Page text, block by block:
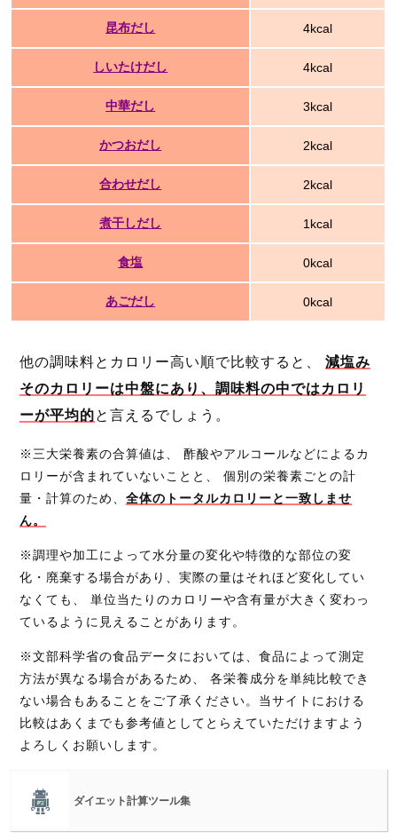
昆布だし 4kcal
しいたけだし 4kcal
中華だし 3kcal
かつおだし 2kcal
合わせだし 2kcal
煮干しだし 1kcal
食塩 0kcal
あごだし 0kcal
他の調味料とカロリー高い順で比較すると、 減塩み
そのカロリーは中盤にあり、調味料の中ではカロリ
ーが平均的と言えるでしょう。
※三大栄養素の合算値は、 酢酸やアルコールなどによるカ
ロリーが含まれていないことと、 個別の栄養素ごとの計
量・計算のため、 全体のトータルカロリーと一致しませ
ん。
※調理や加工によって水分量の変化や特徴的な部位の変
化・廃棄する場合があり、実際の量はそれほど変化してい
なくても、 単位当たりのカロリーや含有量が大きく変わっ
ているように見えることがあります。
※文部科学省の食品データにおいては、食品によって測定
方法が異なる場合があるため、 各栄養成分を単純比較でき
ない場合もあることをご了承ください。当サイトにおける
比較はあくまでも参考値としてとらえていただけますよう
よろしくお願いします。
ダイエット計算ツール集